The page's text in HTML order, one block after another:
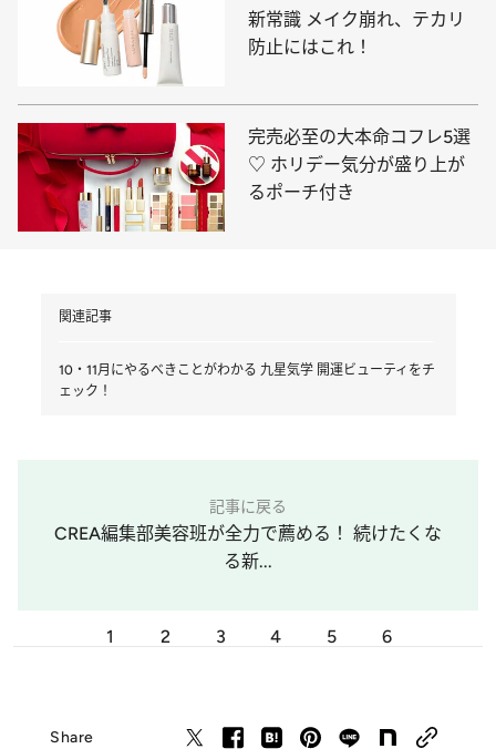
新常識 メイク崩れ、テカリ
防止にはこれ！
完売必至の大本命コフレ5選
♡ ホリデー気分が盛り上が
るポーチ付き
関連記事
10・11月にやるべきことがわかる 九星気学 開運ビューティをチ
ェック！
記事に戻る
CREA編集部美容班が全力で薦める！ 続けたくな
る新...
1 2 3 4 5 6
Share